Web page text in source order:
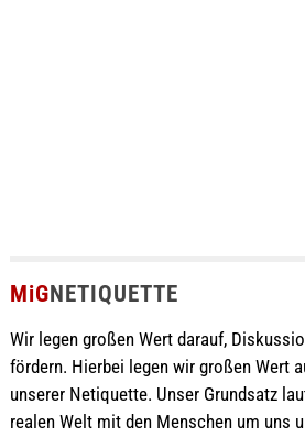
MiGNETIQUETTE
Wir legen großen Wert darauf,
fördern. Hierbei legen wir großen Wert
unserer Netiquette. Unser Grundsatz
realen Welt mit den Menschen um uns